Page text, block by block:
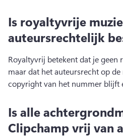
Is royaltyvrije
auteursrechtelijk
Royaltyvrij betekent dat je geen
maar dat het auteursrecht op
copyright van het nummer blijft
Is alle
Clipchamp vrij van